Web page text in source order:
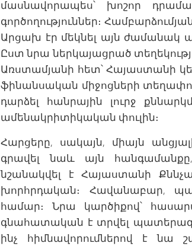
մասնավորապես՝ խոշոր
գործողություններ։
Արցախ էր մեկնել այն ժամանակ
Ըստ նրա ներկայացրած
Առստամյանի հետ՝ Հայաստանի
ֆինանսական միջոցների
դարձել հանրային լուրջ
ամենակրիտիկական փուլին։
Հարցերը, սակայն, միայն
գրավել նաև այն
նշանակվել է Հայաստանի
խորհրդական։ Հավանաբար,
համար։ Նրա կարծիքով՝
գնահատական է տրվել
ինչ հիմնավորումներով է նա